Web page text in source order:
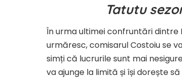
Tatutu
În urma ultimei confruntări dintre
urmăresc, comisarul Costoiu se
simți că lucrurile sunt mai
va ajunge la limită și își dorește